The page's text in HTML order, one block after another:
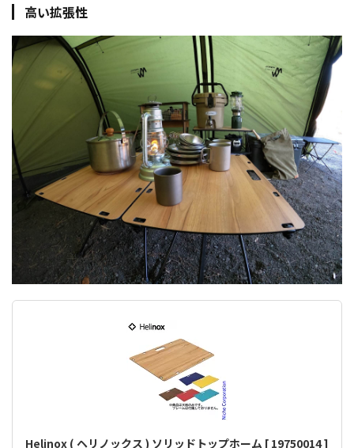
高い拡張性
Helinox ( ヘリノックス ) ソリッドトップホーム [ 19750014 ]